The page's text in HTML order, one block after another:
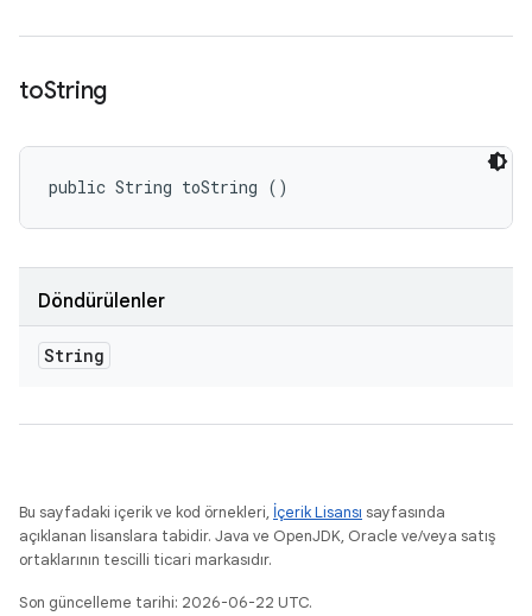
toString
public String toString ()
Döndürülenler
String
Bu sayfadaki içerik ve kod örnekleri, İçerik Lisansı sayfasında
açıklanan lisanslara tabidir. Java ve OpenJDK, Oracle ve/veya satış
ortaklarının tescilli ticari markasıdır.
Son güncelleme tarihi: 2026-06-22 UTC.